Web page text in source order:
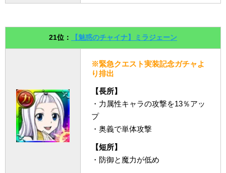
21位： 【魅惑のチャイナ】ミラジェーン
※緊急クエスト実装記念ガチャよ
り排出
【長所】
・力属性キャラの攻撃を13％アッ
プ
・奥義で単体攻撃
【短所】
・防御と魔力が低め